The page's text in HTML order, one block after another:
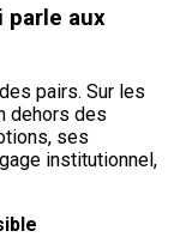
parle aux
pairs. Sur les
dehors des
ses
institutionnel,